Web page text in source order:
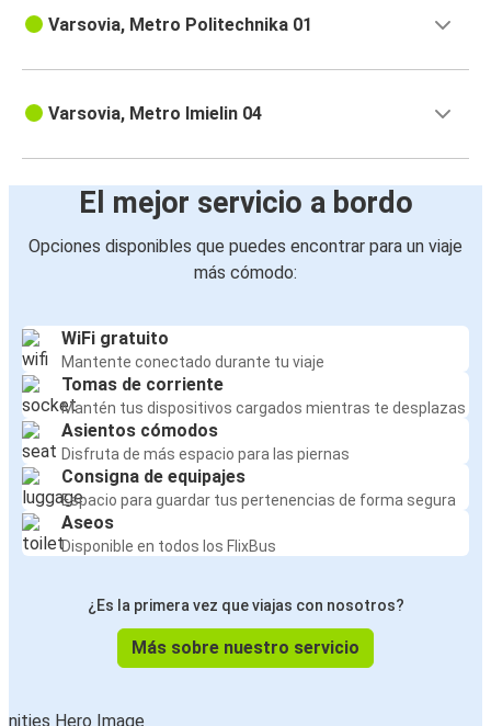
Varsovia, Metro Politechnika 01
Varsovia, Metro Imielin 04
El mejor servicio a bordo
Opciones disponibles que puedes encontrar para un viaje
más cómodo:
WiFi gratuito
Mantente conectado durante tu viaje
Tomas de corriente
Mantén tus dispositivos cargados mientras te desplazas
Asientos cómodos
Disfruta de más espacio para las piernas
Consigna de equipajes
Espacio para guardar tus pertenencias de forma segura
Aseos
Disponible en todos los FlixBus
¿Es la primera vez que viajas con nosotros?
Más sobre nuestro servicio